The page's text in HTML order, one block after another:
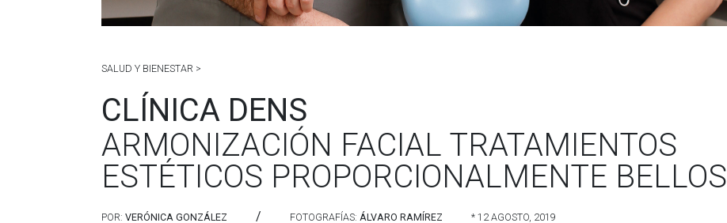
SALUD Y BIENESTAR >
CLÍNICA DENS
ARMONIZACIÓN FACIAL TRATAMIENTOS
ESTÉTICOS PROPORCIONALMENTE BELLOS
POR: VERÓNICA GONZÁLEZ / FOTOGRAFÍAS: ÁLVARO RAMÍREZ * 12 AGOSTO, 2019